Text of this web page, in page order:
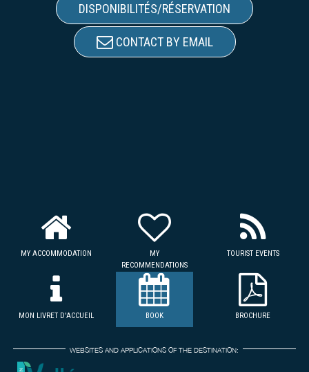
DISPONIBILITÉS/RÉSERVATION
CONTACT BY EMAIL
MY ACCOMMODATION
MY
RECOMMENDATIONS
TOURIST EVENTS
MON LIVRET D'ACCUEIL BOOK BROCHURE
WEBSITES AND APPLICATIONS OF THE DESTINATION: